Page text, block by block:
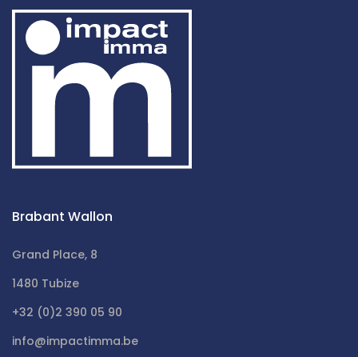
Brabant Wallon
Grand Place, 8
1480 Tubize
+32 (0)2 390 05 90
info@impactimma.be